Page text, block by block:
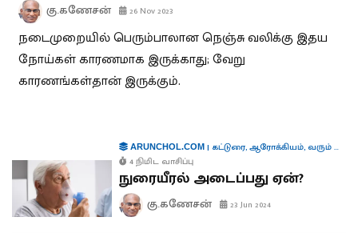
கு.கணேசன் 26 Nov 2023
நடைமுறையில் பெரும்பாலான நெஞ்சு வலிக்கு இதய
நோய்கள் காரணமாக இருக்காது; வேறு
காரணங்கள்தான் இருக்கும்.
ARUNCHOL.COM| கட்டுரை,ஆரோக்கியம், வரும் முன் காக்க
4 நிமிட வாசிப்பு
நுரையீரல் அடைப்பது ஏன்?
கு.கணேசன் 23 Jun 2024